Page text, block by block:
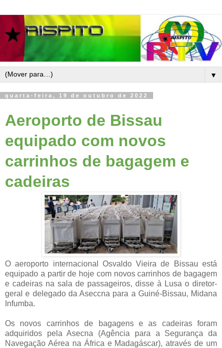
▼
quarta-feira, 19 de outubro de 2022
Aeroporto de Bissau
equipado com novos
carrinhos de bagagem e
cadeiras
O aeroporto internacional Osvaldo Vieira de Bissau está
equipado a partir de hoje com novos carrinhos de bagagem
e cadeiras na sala de passageiros, disse à Lusa o diretor-
geral e delegado da Aseccna para a Guiné-Bissau, Midana
Infumba.
Os novos carrinhos de bagagens e as cadeiras foram
adquiridos pela Asecna (Agência para a Segurança da
Navegação Aérea na África e Madagáscar), através de um